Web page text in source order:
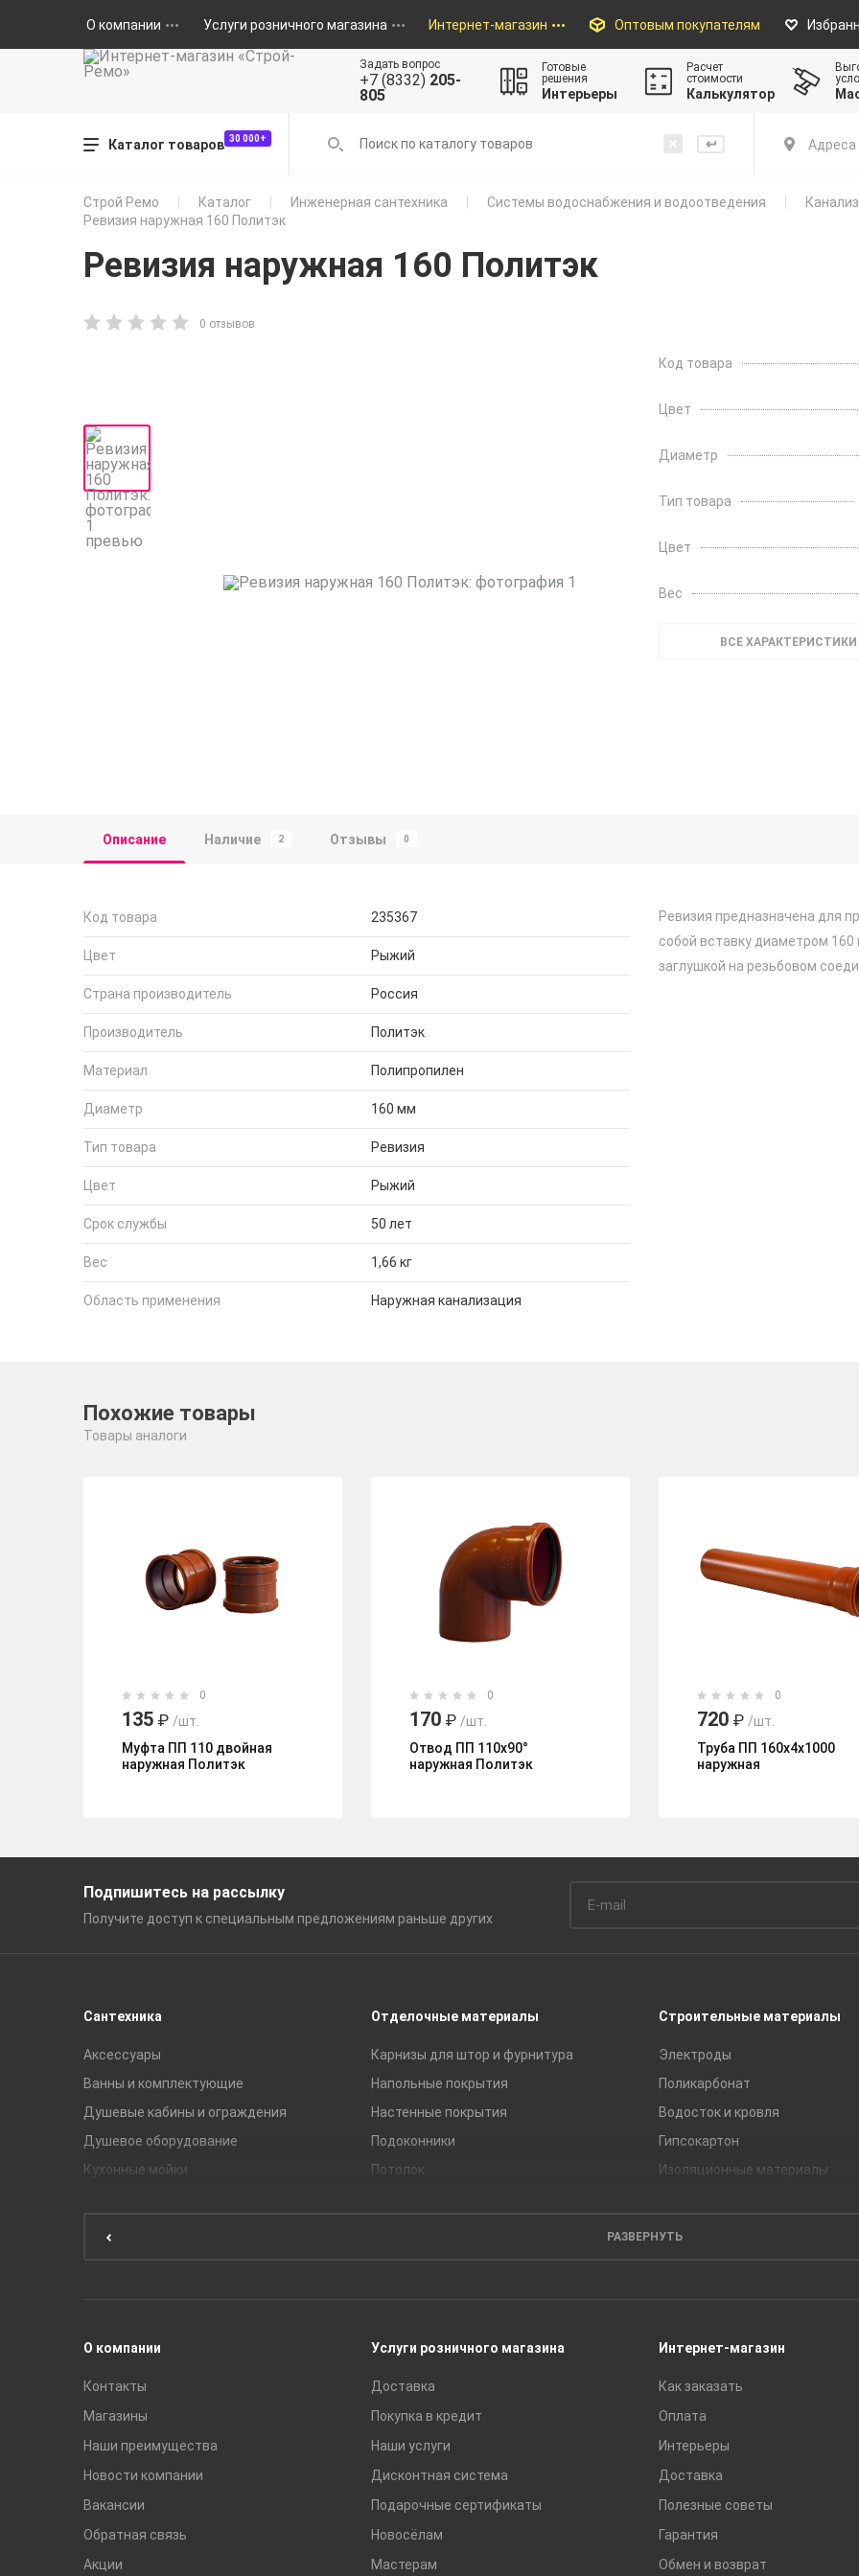
О компании Услуги розничного магазина Интернет-магазин Оптовым покупателям
Задать вопрос
+7 (8332) 205-
805
Готовые
решения
Интерьеры
Расчет
стоимости
Калькулятор
Каталог товаров 30 000+ Адреса
Строй Ремо Каталог Инженерная сантехника Системы водоснабжения и водоотведения
Ревизия наружная 160 Политэк
Ревизия наружная 160 Политэк
0 отзывов
Код товара
Цвет
Диаметр
Тип товара
Цвет
Вес
ВСЕ ХАРАКТЕРИСТИКИ
Описание Наличие 2 Отзывы 0
Код товара 235367
Цвет Рыжий
Страна производитель Россия
Производитель Политэк
Материал Полипропилен
Диаметр 160 мм
Тип товара Ревизия
Цвет Рыжий
Срок службы 50 лет
Вес 1,66 кг
Область применения Наружная канализация
Ревизия предназначена для
собой вставку диаметром
заглушкой на резьбовом
Похожие товары
Товары аналоги
0
135 ₽ /шт.
Муфта ПП 110 двойная
наружная Политэк
0
170 ₽ /шт.
Отвод ПП 110х90°
наружная Политэк
0
720 ₽ /шт.
Труба ПП 160х4х1000
наружная
Подпишитесь на рассылку
Получите доступ к специальным предложениям раньше других
Сантехника
Аксессуары
Ванны и комплектующие
Душевые кабины и ограждения
Душевое оборудование
Кухонные мойки
Отделочные материалы
Карнизы для штор и фурнитура
Напольные покрытия
Настенные покрытия
Подоконники
Потолок
Строительные материалы
Электроды
Поликарбонат
Водосток и кровля
Гипсокартон
Изоляционные материалы
Сухие смеси
РАЗВЕРНУТЬ
О компании
Контакты
Магазины
Наши преимущества
Новости компании
Вакансии
Обратная связь
Акции
Услуги розничного магазина
Доставка
Покупка в кредит
Наши услуги
Дисконтная система
Подарочные сертификаты
Новосёлам
Мастерам
Интернет-магазин
Как заказать
Оплата
Интерьеры
Доставка
Полезные советы
Гарантия
Обмен и возврат